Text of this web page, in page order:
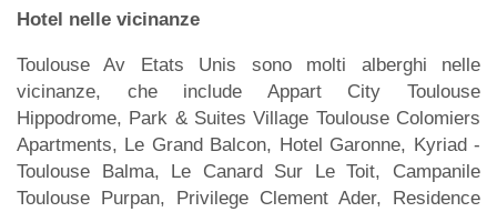
Hotel nelle vicinanze
Toulouse Av Etats Unis sono molti alberghi nelle
vicinanze, che include Appart City Toulouse
Hippodrome, Park & Suites Village Toulouse Colomiers
Apartments, Le Grand Balcon, Hotel Garonne, Kyriad -
Toulouse Balma, Le Canard Sur Le Toit, Campanile
Toulouse Purpan, Privilege Clement Ader, Residence